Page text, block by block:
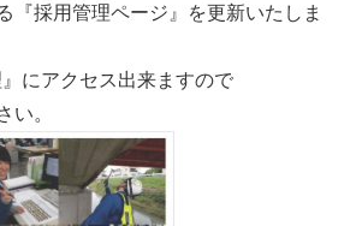
『採用管理ページ』を更新いたしま
』にアクセス出来ますので
い。